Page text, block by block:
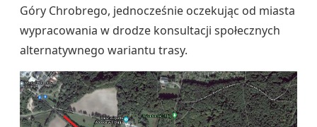
Góry Chrobrego, jednocześnie oczekując od miasta
wypracowania w drodze konsultacji społecznych
alternatywnego wariantu trasy.